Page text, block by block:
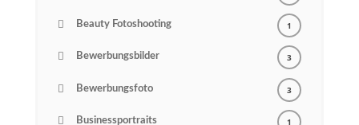
Beauty Fotoshooting 1
Bewerbungsbilder 3
Bewerbungsfoto 3
Businessportraits 1